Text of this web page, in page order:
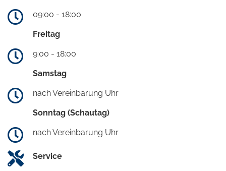
09:00 - 18:00
Freitag
9:00 - 18:00
Samstag
nach Vereinbarung Uhr
Sonntag (Schautag)
nach Vereinbarung Uhr
Service